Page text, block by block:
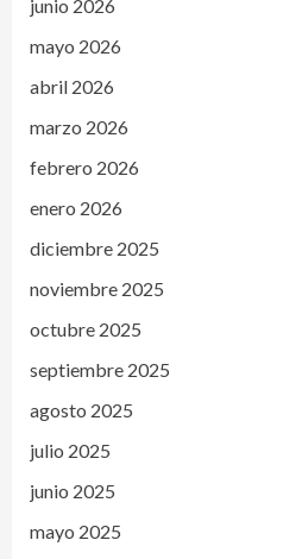
junio 2026
mayo 2026
abril 2026
marzo 2026
febrero 2026
enero 2026
diciembre 2025
noviembre 2025
octubre 2025
septiembre 2025
agosto 2025
julio 2025
junio 2025
mayo 2025